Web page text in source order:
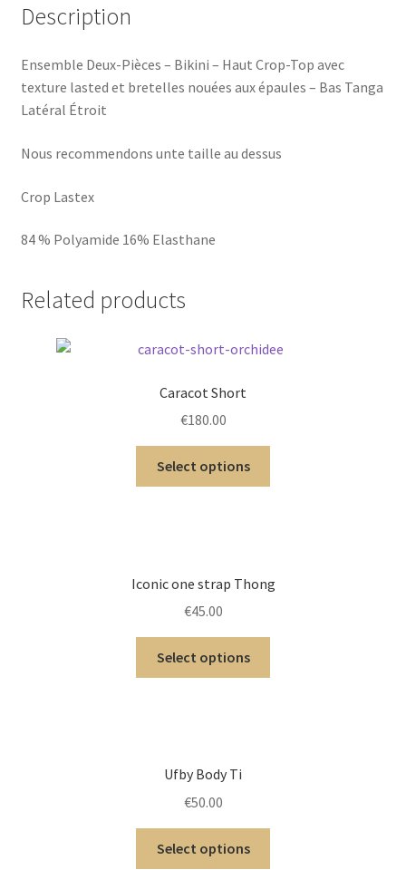
Description
Ensemble Deux-Pièces – Bikini – Haut Crop-Top avec
texture lasted et bretelles nouées aux épaules – Bas Tanga
Latéral Étroit
Nous recommendons unte taille au dessus
Crop Lastex
84 % Polyamide 16% Elasthane
Related products
Caracot Short
€180.00
Select options
Iconic one strap Thong
€45.00
Select options
Ufby Body Ti
€50.00
Select options